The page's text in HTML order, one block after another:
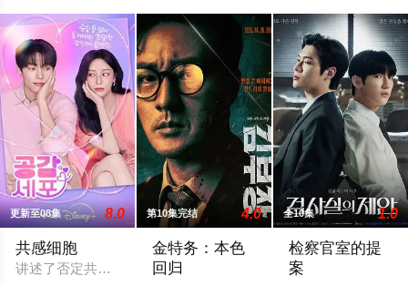
更新至08集 8.0
共感细胞
讲述了否定共感的女人与对他人的感情能够产生共感的男人相互
第10集完结 4.0
金特务：本色
回归
全10集 1.0
检察官室的提
案